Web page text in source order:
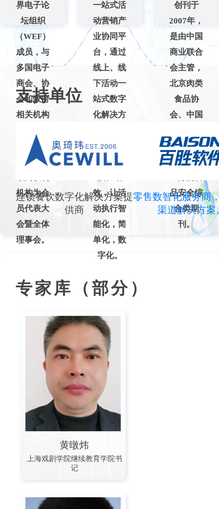
界电子论
坛组织
（WEF）
成员，与
多国电子
商会、协
会和政府
相关机构
作和业务
关系，其
机构为会
员代表大
会暨全体
理事会。
一站式活
动营销产
业协同平
台，通过
线上、线
下活动一
站式数字
化解决方
企业降
本、提
效，让活
动执行智
能化，简
单化，数
字化。
创刊于
2007年，
是由中国
商业联合
会主管，
北京肉类
食品协
会、中国
制企业经
济联合会
品安全综
合类期
刊。
支持单位
连锁餐饮数字化解决方案提
供商
零售数智化服务商
渠道解决方案
专家库（部分）
黄暾炜
上海戏剧学院继续教育学院书
记